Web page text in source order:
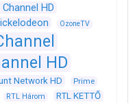
HD
OzoneTV
HD
Network HD Prime
RTL Három RTL KETTŐ